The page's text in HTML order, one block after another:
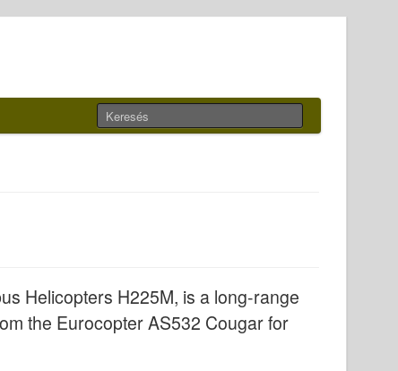
Helicopters H225M, is a long-range
the Eurocopter AS532 Cougar for